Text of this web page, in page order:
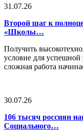
31.07.26
Второй шаг к
«Школы…
Получить
условие для
сложная работа
30.07.26
106 тысяч россиян
Социального…